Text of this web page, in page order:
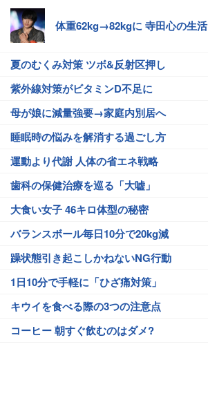
体重62kg→82kgに 寺田心の生活
夏のむくみ対策 ツボ&反射区押し
紫外線対策がビタミンD不足に
母が娘に減量強要→家庭内別居へ
睡眠時の悩みを解消する過ごし方
運動より代謝 人体の省エネ戦略
歯科の保健治療を巡る「大嘘」
大食い女子 46キロ体型の秘密
バランスボール毎日10分で20kg減
躁状態引き起こしかねないNG行動
1日10分で手軽に「ひざ痛対策」
キウイを食べる際の3つの注意点
コーヒー 朝すぐ飲むのはダメ?